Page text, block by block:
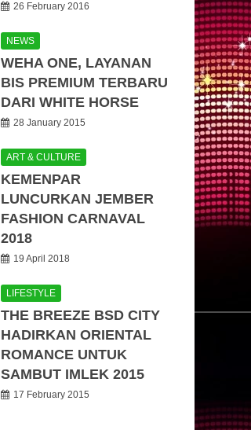
26 February 2016
NEWS
WEHA ONE, LAYANAN
BIS PREMIUM TERBARU
DARI WHITE HORSE
28 January 2015
ART & CULTURE
KEMENPAR
LUNCURKAN JEMBER
FASHION CARNAVAL
2018
19 April 2018
LIFESTYLE
THE BREEZE BSD CITY
HADIRKAN ORIENTAL
ROMANCE UNTUK
SAMBUT IMLEK 2015
17 February 2015